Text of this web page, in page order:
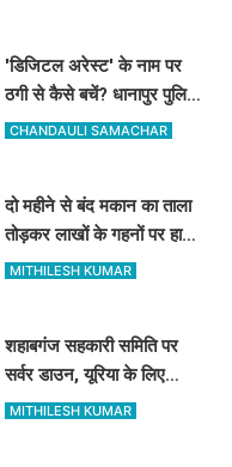
'डिजिटल अरेस्ट' के नाम पर
ठगी से कैसे बचें? धानापुर पुलिस
ने दिए सुरक्षा टिप्स
CHANDAULI SAMACHAR
दो महीने से बंद मकान का ताला
तोड़कर लाखों के गहनों पर हाथ
साफ, मुंबई से लौटी महिला सन्न
MITHILESH KUMAR
शहाबगंज सहकारी समिति पर
सर्वर डाउन, यूरिया के लिए
दिनभर लाइन में लगकर खाली
MITHILESH KUMAR